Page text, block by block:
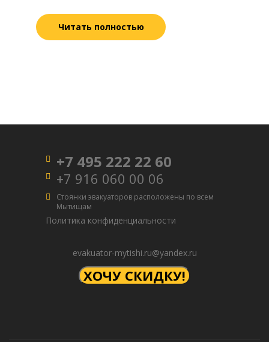
+7 495 222 22 60
+7 916 060 00 06
Стоянки эвакуаторов расположены по всем
Мытищам
Политика конфиденциальности
evakuator-mytishi.ru@yandex.ru